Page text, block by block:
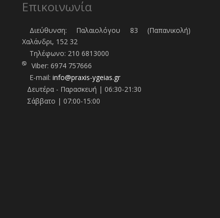
Επικοινωνία
Διεύθυνση: Παλαιολόγου 83 (Παπανικολή)
Χαλάνδρι, 152 32
Τηλέφωνo: 210 6813000
Viber: 6974 757666
E-mail: info@praxis-ygeias.gr
Δευτέρα - Παρασκευή | 06:30-21:30
Σάββατο | 07:00-15:00